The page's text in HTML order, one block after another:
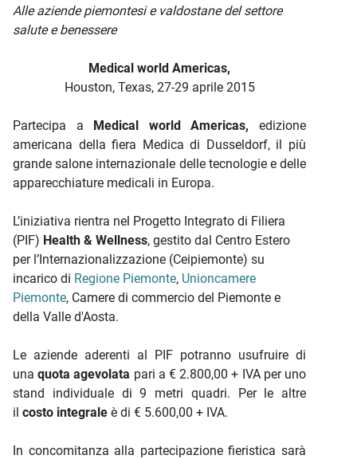
Descrizione iniziativa
Alle aziende piemontesi e valdostane del settore
salute e benessere
Medical world Americas,
Houston, Texas, 27-29 aprile 2015
Partecipa a Medical world Americas, edizione
americana della fiera Medica di Dusseldorf, il più
grande salone internazionale delle tecnologie e delle
apparecchiature medicali in Europa.
L’iniziativa rientra nel Progetto Integrato di Filiera
(PIF) Health & Wellness, gestito dal Centro Estero
per l’Internazionalizzazione (Ceipiemonte) su
incarico di Regione Piemonte, Unioncamere
Piemonte, Camere di commercio del Piemonte e
della Valle d'Aosta.
Le aziende aderenti al PIF potranno usufruire di
unaquota agevolata pari a € 2.800,00 + IVA per uno
stand individuale di 9 metri quadri. Per le altre
il costo integrale è di € 5.600,00 + IVA.
In concomitanza alla partecipazione fieristica sarà